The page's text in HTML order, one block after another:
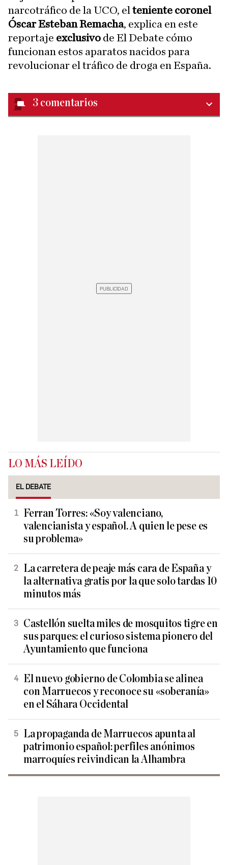
narcotráfico de la UCO, el teniente coronel
Óscar Esteban Remacha, explica en este
reportaje exclusivo de El Debate cómo
funcionan estos aparatos nacidos para
revolucionar el tráfico de droga en España.
3 comentarios
LO MÁS LEÍDO
EL DEBATE
Ferran Torres: «Soy valenciano,
valencianista y español. A quien le pese es
su problema»
La carretera de peaje más cara de España y
la alternativa gratis por la que solo tardas 10
minutos más
Castellón suelta miles de mosquitos tigre en
sus parques: el curioso sistema pionero del
Ayuntamiento que funciona
El nuevo gobierno de Colombia se alinea
con Marruecos y reconoce su «soberanía»
en el Sáhara Occidental
La propaganda de Marruecos apunta al
patrimonio español: perfiles anónimos
marroquíes reivindican la Alhambra